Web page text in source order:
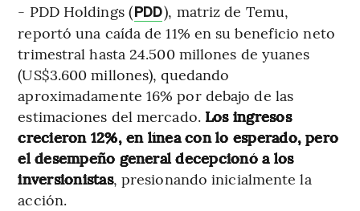
- PDD Holdings (PDD), matriz de Temu,
reportó una caída de 11% en su beneficio neto
trimestral hasta 24.500 millones de yuanes
(US$3.600 millones), quedando
aproximadamente 16% por debajo de las
estimaciones del mercado. Los ingresos
crecieron 12%, en línea con lo esperado, pero
el desempeño general decepcionó a los
inversionistas, presionando inicialmente la
acción.